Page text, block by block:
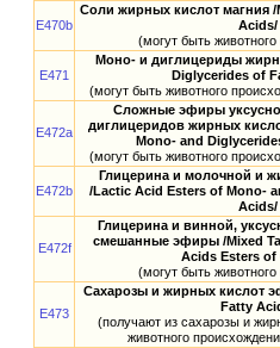
E470b
Соли жирных кислот магния
Acids/
(могут быть
E471
Моно- и диглицериды
Diglycerides of
(могут быть животного
E472a
Сложные эфиры
диглицеридов жирных
Mono- and
(могут быть животного
E472b
Глицерина и молочной и
/Lactic Acid Esters of Mono-
Acids/
E472f
Глицерина и винной,
смешанные эфиры /Mixed
Acids Esters of
(могут быть
E473
Сахарозы и жирных кислот
Fatty
(получают из сахарозы и
животного